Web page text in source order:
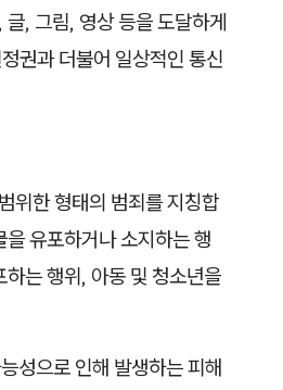
, 그림, 영상 등을 도달하게
권과 더불어 일상적인 통신
위한 형태의 범죄를 지칭합
유포하거나 소지하는 행
는 행위, 아동 및 청소년을
성으로 인해 발생하는 피해